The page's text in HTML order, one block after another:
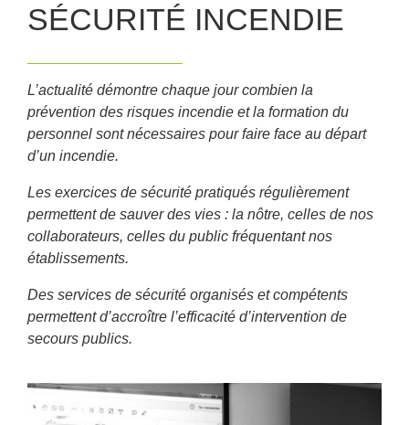
SÉCURITÉ INCENDIE
L’actualité démontre chaque jour combien la
prévention des risques incendie et la formation du
personnel sont nécessaires pour faire face au départ
d’un incendie.
Les exercices de sécurité pratiqués régulièrement
permettent de sauver des vies : la nôtre, celles de nos
collaborateurs, celles du public fréquentant nos
établissements.
Des services de sécurité organisés et compétents
permettent d’accroître l’efficacité d’intervention de
secours publics.